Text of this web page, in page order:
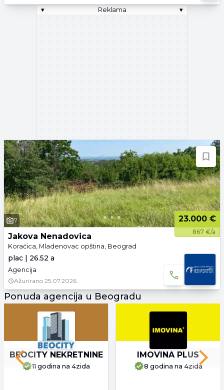
▾
Reklama ▾
7 23.000 €
867 €/a
Jakova Nenadovica
Koraćica, Mladenovac opština, Beograd
plac | 26.52 a
Agencija
Ažurirano 25.07.2026.
Ponuda agencija u Beogradu
BEOCITY NEKRETNINE
11 godina na 4zida
IMOVINA PLUS
8 godina na 4zida
Previous slide Next